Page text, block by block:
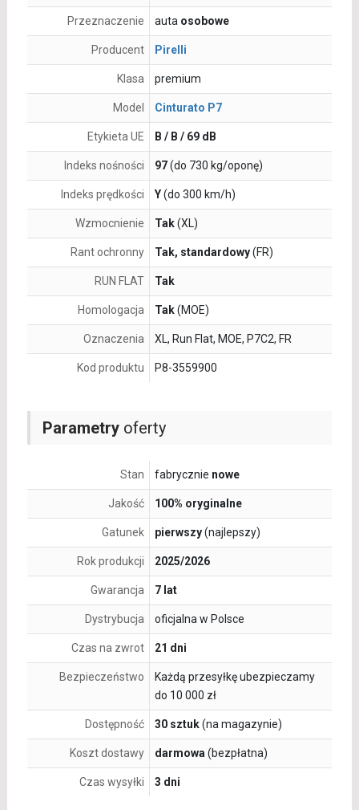
Parametryoferty
Stan fabrycznie nowe
Jakość 100% oryginalne
Gatunek pierwszy(najlepszy)
Rok produkcji 2025/2026
Gwarancja 7 lat
Dystrybucja oficjalna w Polsce
Czas na zwrot 21 dni
Bezpieczeństwo
Każdą przesyłkę ubezpieczamy
do 10 000 zł
Dostępność 30 sztuk(na magazynie)
Koszt dostawy darmowa (bezpłatna)
Czas wysyłki 3 dni
Przeznaczenie auta osobowe
Producent Pirelli
Klasa premium
Model Cinturato P7
Etykieta UE B / B / 69 dB
Indeks nośności 97(do 730 kg/oponę)
Indeks prędkości Y(do 300 km/h)
Wzmocnienie Tak(XL)
Rant ochronny Tak, standardowy(FR)
RUN FLAT Tak
Homologacja Tak(MOE)
Oznaczenia XL, Run Flat, MOE, P7C2, FR
Kod produktu P8-3559900